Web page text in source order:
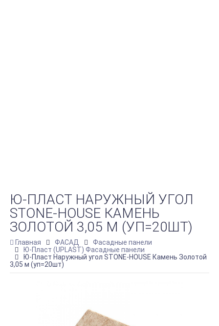
Ю-ПЛАСТ НАРУЖНЫЙ УГОЛ
STONE-HOUSE КАМЕНЬ
ЗОЛОТОЙ 3,05 М (УП=20ШТ)
Главная ФАСАД
Фасадные панели
Ю-Пласт (UPLAST) Фасадные панели
Ю-Пласт Наружный угол STONE-HOUSE Камень Золотой
3,05 м (уп=20шт)